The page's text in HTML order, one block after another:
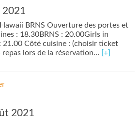
2021
BRNS Ouverture des portes et
: 18.30BRNS : 20.00Girls in
21.00 Côté cuisine : (choisir ticket
repas lors de la réservation… [+]
2021